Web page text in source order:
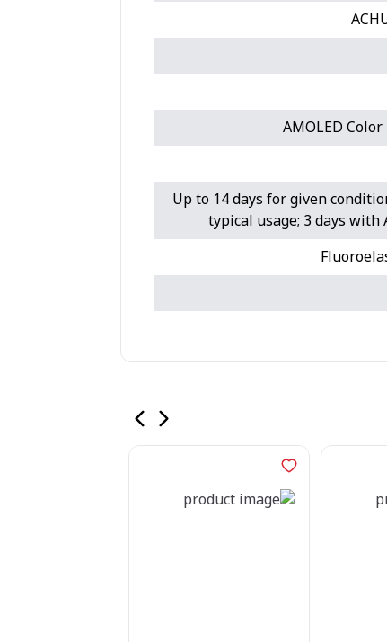
AMOLED
Up to 14 days for given
typical usage; 3 days with